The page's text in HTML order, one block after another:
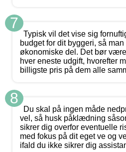
7
Typisk vil det vise sig
budget for dit byggeri, så
økonomiske del. Det bør
hver eneste udgift, hvorefter
billigste pris på dem alle
8
Du skal på ingen måde
vel, så husk påklædning
sikrer dig overfor eventuelle
med fokus på dit eget ve og
ifald du ikke sikrer dig